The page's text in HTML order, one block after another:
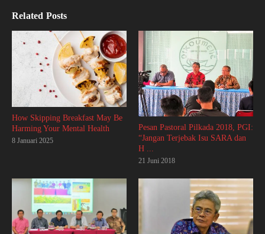
Related Posts
How Skipping Breakfast May Be
Harming Your Mental Health
8 Januari 2025
Pesan Pastoral Pilkada 2018, PGI:
“Jangan Terjebak Isu SARA dan
H ...
21 Juni 2018